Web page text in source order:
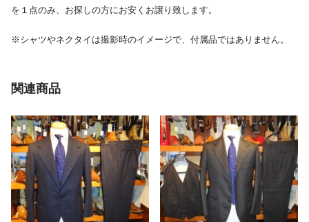
を１点のみ、お探しの方にお安くお譲り致します。
※シャツやネクタイは撮影時のイメージで、付属品ではありません。
関連商品